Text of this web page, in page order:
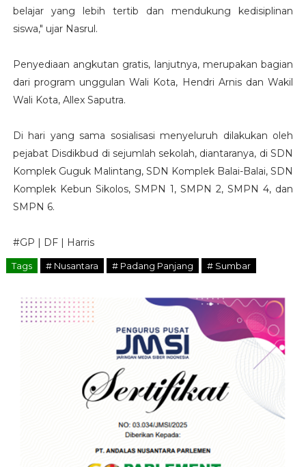
belajar yang lebih tertib dan mendukung kedisiplinan
siswa," ujar Nasrul.
Penyediaan angkutan gratis, lanjutnya, merupakan bagian
dari program unggulan Wali Kota, Hendri Arnis dan Wakil
Wali Kota, Allex Saputra.
Di hari yang sama sosialisasi menyeluruh dilakukan oleh
pejabat Disdikbud di sejumlah sekolah, diantaranya, di SDN
Komplek Guguk Malintang, SDN Komplek Balai-Balai, SDN
Komplek Kebun Sikolos, SMPN 1, SMPN 2, SMPN 4, dan
SMPN 6.
#GP | DF | Harris
Tags # Nusantara # Padang Panjang # Sumbar